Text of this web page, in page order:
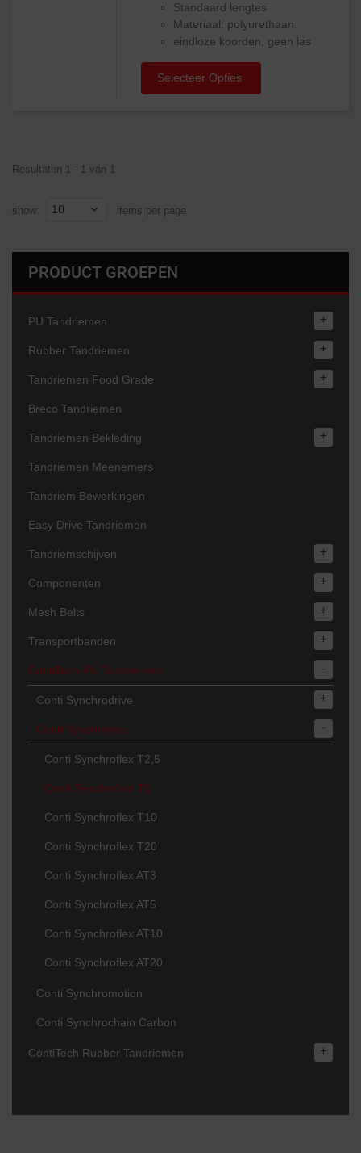
Standaard lengtes
Materiaal: polyurethaan
eindloze koorden, geen las
Selecteer Opties
Resultaten 1 - 1 van 1
show: 10 items per page
PRODUCT GROEPEN
PU Tandriemen +
Rubber Tandriemen +
Tandriemen Food Grade +
Breco Tandriemen
Tandriemen Bekleding +
Tandriemen Meenemers
Tandriem Bewerkingen
Easy Drive Tandriemen
Tandriemschijven +
Componenten +
Mesh Belts +
Transportbanden +
ContiTech PU Tandriemen -
Conti Synchrodrive +
Conti Synchroflex -
Conti Synchroflex T2,5
Conti Synchroflex T5
Conti Synchroflex T10
Conti Synchroflex T20
Conti Synchroflex AT3
Conti Synchroflex AT5
Conti Synchroflex AT10
Conti Synchroflex AT20
Conti Synchromotion
Conti Synchrochain Carbon
ContiTech Rubber Tandriemen +